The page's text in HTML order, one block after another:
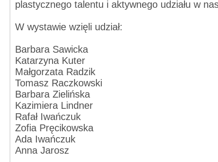
plastycznego talentu i aktywnego udziału w
W wystawie wzięli udział:
Barbara Sawicka
Katarzyna Kuter
Małgorzata Radzik
Tomasz Raczkowski
Barbara Zielińska
Kazimiera Lindner
Rafał Iwańczuk
Zofia Pręcikowska
Ada Iwańczuk
Anna Jarosz